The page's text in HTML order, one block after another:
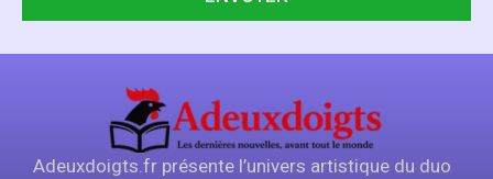
Adeuxdoigts.fr présente l’univers artistique du duo